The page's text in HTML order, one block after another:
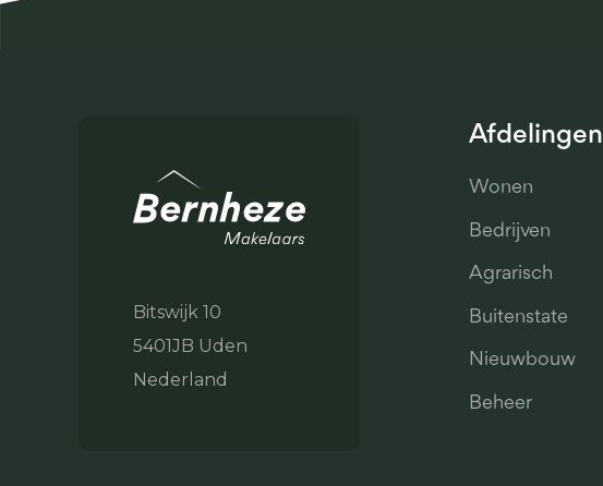
Bitswijk 10
5401JB Uden
Nederland
Afdelingen
Wonen
Bedrijven
Agrarisch
Buitenstate
Nieuwbouw
Beheer